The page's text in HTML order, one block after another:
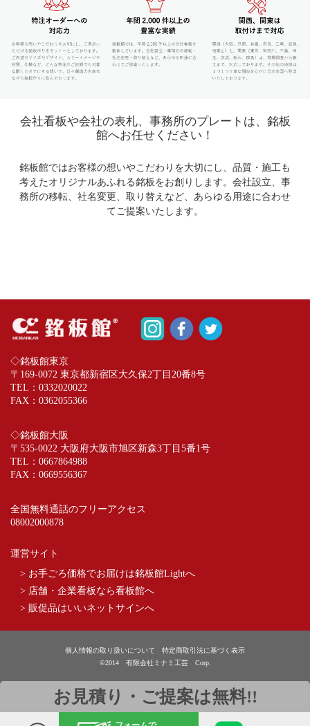
会社看板や会社の表札、事務所のプレートは、銘板
館へお任せください！
銘板館ではお客様の想いやこだわりを大切にし、品質・施工も
考えたオリジナルあふれる銘板をお創りします。会社設立、事
務所の移転、社名変更、取り替えなど、あらゆる用途に合わせ
てご提案いたします。
お見積り・ご提案は無料!!
◇銘板館東京
〒169-0072 東京都新宿区大久保2丁目20番8号
TEL： 0332020022
FAX：0362055366
◇銘板館大阪
〒535-0022 大阪府大阪市旭区新森3丁目5番1号
TEL： 0667864988
FAX：0669556367
全国無料通話のフリーアクセス
08002000878
運営サイト
> お手ごろ価格でお届けは銘板館Lightへ
> 店舗・企業看板なら看板館へ
> 販促品はいいネットサインへ
個人情報の取り扱いについて
特定商取引法に基づく表示
©2014 有限会社ミナミ工芸 Corp.